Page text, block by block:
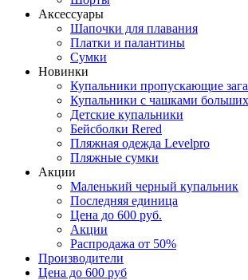
Аксессуары
Шапочки для плавания
Платки и палантины
Сумки
Новинки
Купальники пропускающие
Купальники с чашками больших
Детские купальники
Бейсболки Rered
Пляжная одежда Levelpro
Пляжные сумки
Акции
Маленький черный купальник
Последняя единица
Цена до 600 руб.
Акции
Распродажа от 50%
Производители
Цена до 600 руб